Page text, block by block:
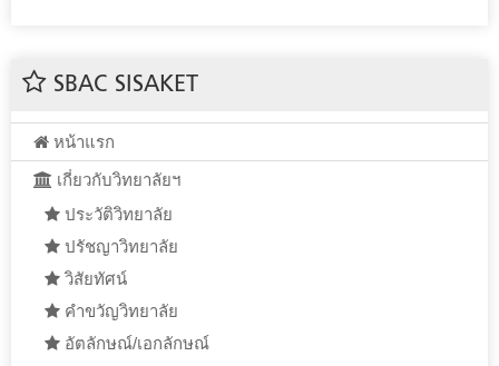
SBAC SISAKET
หน้าแรก
เกี่ยวกับวิทยาลัยฯ
ประวัติวิทยาลัย
ปรัชญาวิทยาลัย
วิสัยทัศน์
คำขวัญวิทยาลัย
อัตลักษณ์/เอกลักษณ์